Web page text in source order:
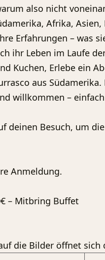
also nicht
Afrika,
Erfahrungen – was
ihr Leben im Laufe
Kuchen, Erlebe ein
aus Südamerika.
willkommen –
deinen Besuch, um
Anmeldung.
– Mitbring Buffet
die Bilder öffnet sich